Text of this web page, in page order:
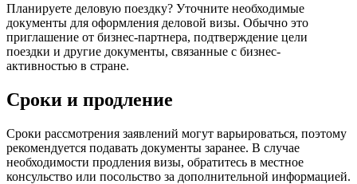
Планируете деловую поездку? Уточните необходимые
документы для оформления деловой визы. Обычно это
приглашение от бизнес-партнера, подтверждение цели
поездки и другие документы, связанные с бизнес-
активностью в стране.
Сроки и продление
Сроки рассмотрения заявлений могут варьироваться, поэтому
рекомендуется подавать документы заранее. В случае
необходимости продления визы, обратитесь в местное
консульство или посольство за дополнительной информацией.